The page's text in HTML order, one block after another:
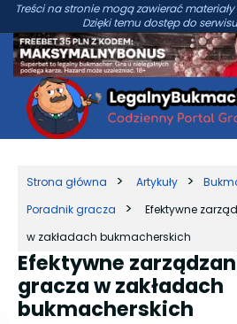
Treści na stronie mogą zawierać
Dzięki temu dostęp do
Strona główna Artykuły
Poradnik gracza
Efektywne
w zakładach bukmacherskich
Efektywne
gracza w zakładach
bukmacherskich